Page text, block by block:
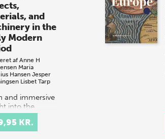
and
in the
Modern
af Anne H
Maria
Hansen Jesper
Lisbet Tarp
and immersive
into the
courtly
culture of
17th-
KR.